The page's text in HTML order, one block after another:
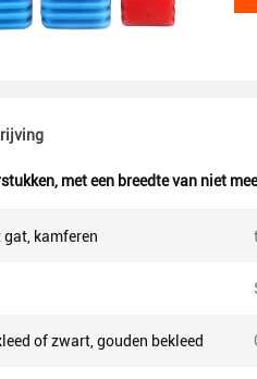
, met een breedte van niet
gat, kamferen
of zwart, gouden bekleed